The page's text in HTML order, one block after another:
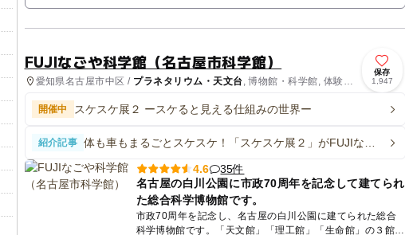
FUJIなごや科学館（名古屋市科学館）
愛知県名古屋市中区 / プラネタリウム・天文台 , 博物館・科学館, 体験施
保存
1,947
開催中 スケスケ展２ ースケると見える仕組みの世界ー
紹介記事
体も車もまるごとスケスケ！「スケスケ展２」がFUJIなご
4.6
35件
名古屋の白川公園に市政70周年を記念して建てられ
た総合科学博物館です。
市政70周年を記念し、名古屋の白川公園に建てられた総合
科学博物館です。「天文館」「理工館」「生命館」の３館か